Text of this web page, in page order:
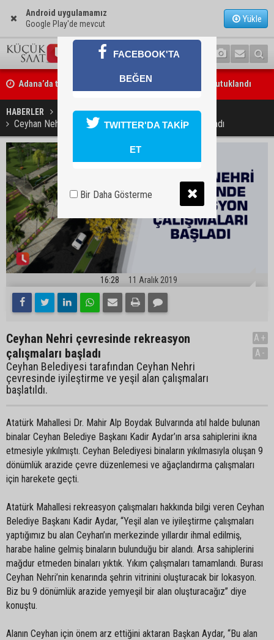
Android uygulamamız
Google Play'de mevcut
Yükle
Adana’da trafikte testereyle saldırı iddiası: Şüpheli tutuklandı
Adana’da internet kablosu hırsızlığı kamerada: Mahallenin bir
internet erişimi kesildi
HABERLER YAŞAM
Ceyhan Nehri çevresinde rekreasyon çalışmaları başladı
16:28 11 Aralık 2019
Ceyhan Nehri çevresinde rekreasyon
çalışmaları başladı
Ceyhan Belediyesi tarafından Ceyhan Nehri
çevresinde iyileştirme ve yeşil alan çalışmaları
başlatıldı.
A+
A-
Atatürk Mahallesi Dr. Mahir Alp Boydak Bulvarında atıl halde bulunan
binalar Ceyhan Belediye Başkanı Kadir Aydar’ın arsa sahiplerini ikna
etmesiyle yıkılmıştı. Ceyhan Belediyesi binaların yıkılmasıyla oluşan 9
dönümlük arazide çevre düzenlemesi ve ağaçlandırma çalışmaları
için harekete geçti.
Atatürk Mahallesi rekreasyon çalışmaları hakkında bilgi veren Ceyhan
Belediye Başkanı Kadir Aydar, “Yeşil alan ve iyileştirme çalışmaları
yaptığımız bu alan Ceyhan’ın merkezinde yıllardır ihmal edilmiş,
harabe haline gelmiş binaların bulunduğu bir alandı. Arsa sahiplerini
mağdur etmeden binaları yıktık. Yıkım çalışmaları tamamlandı. Burası
Ceyhan Nehri’nin kenarında şehrin vitrinini oluşturacak bir lokasyon.
Biz bu 9 dönümlük arazide yemyeşil bir alan oluşturacağız” diye
konuştu.
Alanın Ceyhan için önem arz ettiğini aktaran Başkan Aydar, “Bu alan
FACEBOOK'TA
BEĞEN
TWITTER'DA TAKİP
ET
Bir Daha Gösterme